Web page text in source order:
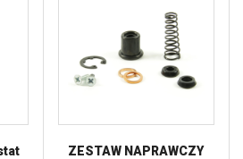
ZESTAW NAPRAWCZY